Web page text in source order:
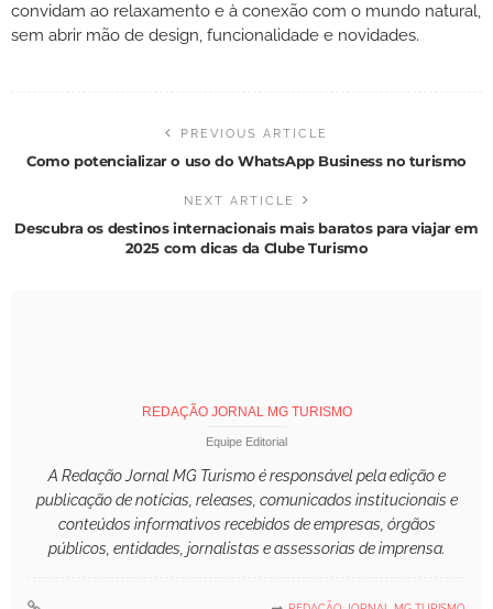
convidam ao relaxamento e à conexão com o mundo natural,
sem abrir mão de design, funcionalidade e novidades.
PREVIOUS ARTICLE
Como potencializar o uso do WhatsApp Business no turismo
NEXT ARTICLE
Descubra os destinos internacionais mais baratos para viajar em
2025 com dicas da Clube Turismo
REDAÇÃO JORNAL MG TURISMO
Equipe Editorial
A Redação Jornal MG Turismo é responsável pela edição e
publicação de notícias, releases, comunicados institucionais e
conteúdos informativos recebidos de empresas, órgãos
públicos, entidades, jornalistas e assessorias de imprensa.